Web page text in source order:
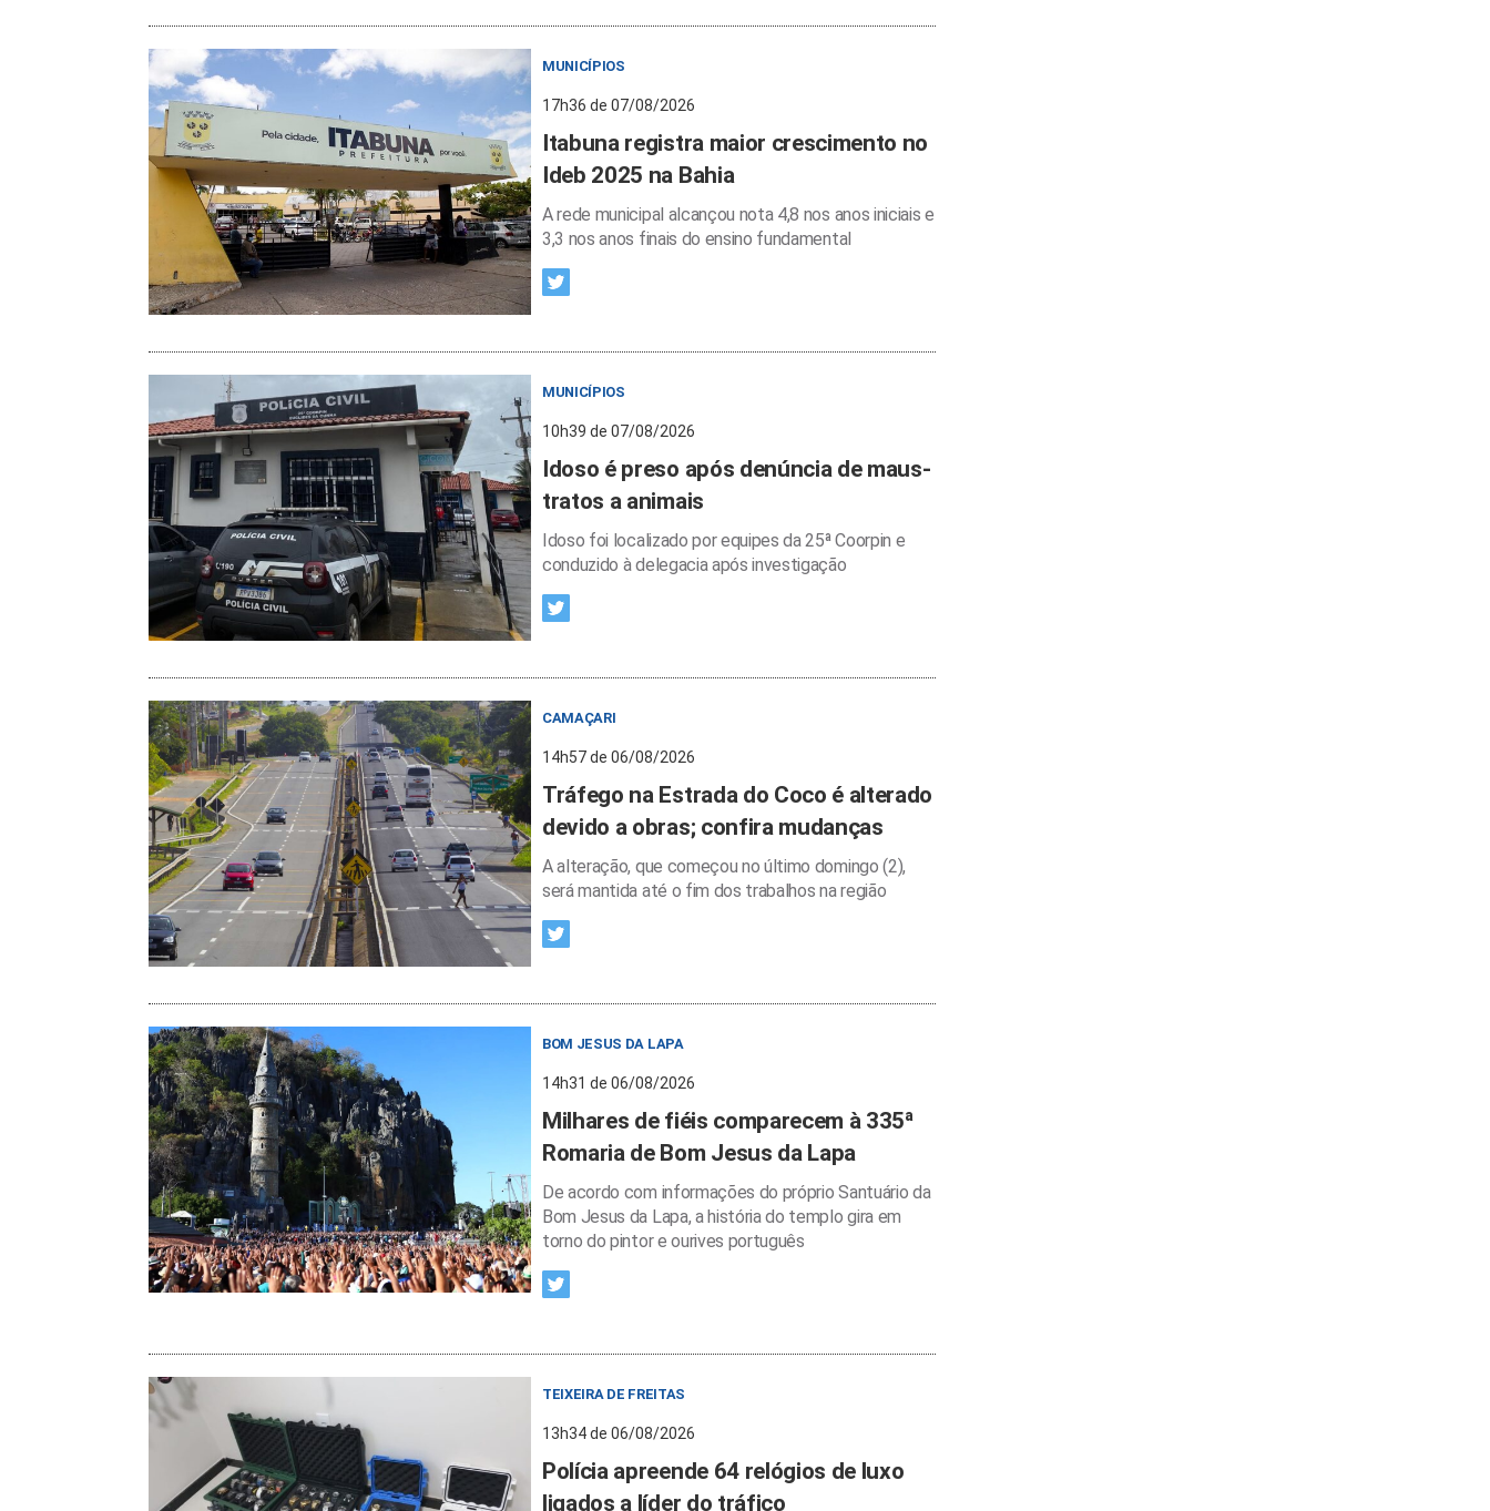
MUNICÍPIOS
17h36 de 07/08/2026
Itabuna registra maior crescimento no
Ideb 2025 na Bahia
A rede municipal alcançou nota 4,8 nos anos iniciais e
3,3 nos anos finais do ensino fundamental
MUNICÍPIOS
10h39 de 07/08/2026
Idoso é preso após denúncia de maus-
tratos a animais
Idoso foi localizado por equipes da 25ª Coorpin e
conduzido à delegacia após investigação
CAMAÇARI
14h57 de 06/08/2026
Tráfego na Estrada do Coco é alterado
devido a obras; confira mudanças
A alteração, que começou no último domingo (2),
será mantida até o fim dos trabalhos na região
BOM JESUS DA LAPA
14h31 de 06/08/2026
Milhares de fiéis comparecem à 335ª
Romaria de Bom Jesus da Lapa
De acordo com informações do próprio Santuário da
Bom Jesus da Lapa, a história do templo gira em
torno do pintor e ourives português
TEIXEIRA DE FREITAS
13h34 de 06/08/2026
Polícia apreende 64 relógios de luxo
ligados a líder do tráfico